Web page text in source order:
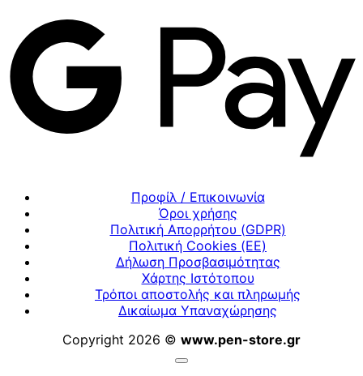
Προφίλ / Επικοινωνία
Όροι χρήσης
Πολιτική Απορρήτου (GDPR)
Πολιτική Cookies (ΕΕ)
Δήλωση Προσβασιμότητας
Χάρτης Ιστότοπου
Τρόποι αποστολής και πληρωμής
Δικαίωμα Υπαναχώρησης
Copyright 2026 © www.pen-store.gr